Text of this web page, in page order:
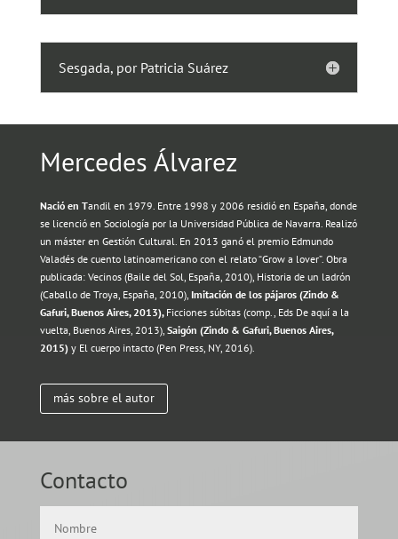
Sesgada, por Patricia Suárez
Mercedes Álvarez
Nació en Tandil en 1979. Entre 1998 y 2006 residió en España, donde
se licenció en Sociología por la Universidad Pública de Navarra. Realizó
un máster en Gestión Cultural. En 2013 ganó el premio Edmundo
Valadés de cuento latinoamericano con el relato “Grow a lover”. Obra
publicada: Vecinos (Baile del Sol, España, 2010), Historia de un ladrón
(Caballo de Troya, España, 2010), Imitación de los pájaros (Zindo &
Gafuri, Buenos Aires, 2013), Ficciones súbitas (comp., Eds De aquí a la
vuelta, Buenos Aires, 2013), Saigón (Zindo & Gafuri, Buenos Aires,
2015)y El cuerpo intacto (Pen Press, NY, 2016).
más sobre el autor
Contacto